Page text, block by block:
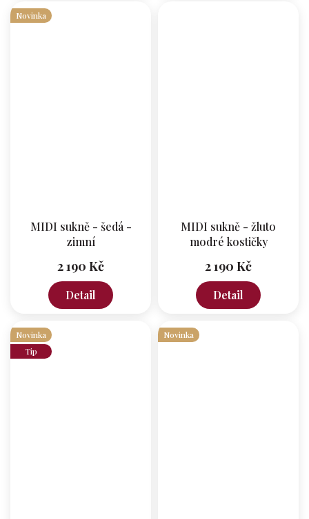
Novinka
MIDI sukně - šedá -
zimní
2 190 Kč
Detail
MIDI sukně - žluto
modré kostičky
2 190 Kč
Detail
Novinka
Tip
Novinka